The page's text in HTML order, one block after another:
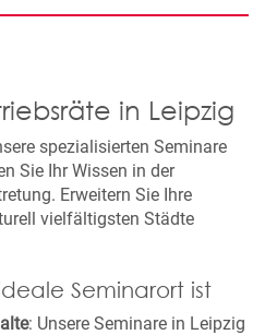
in Leipzig
spezialisierten Seminare
Sie Ihr Wissen in der
Erweitern Sie Ihre
vielfältigsten Städte
Seminarort ist
: Unsere Seminare in Leipzig